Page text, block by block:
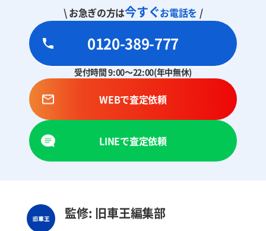
\ お急ぎの方は今すぐお電話を /
0120-389-777
受付時間 9:00～22:00(年中無休)
WEBで査定依頼
LINEで査定依頼
監修: 旧車王編集部